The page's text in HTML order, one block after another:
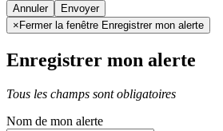
Annuler
× Fermer la fenêtre Enregistrer mon alerte
Enregistrer mon alerte
Tous les champs sont obligatoires
Nom de mon alerte